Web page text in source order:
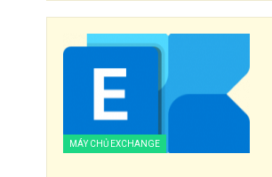
MÁY CHỦ EXCHANGE